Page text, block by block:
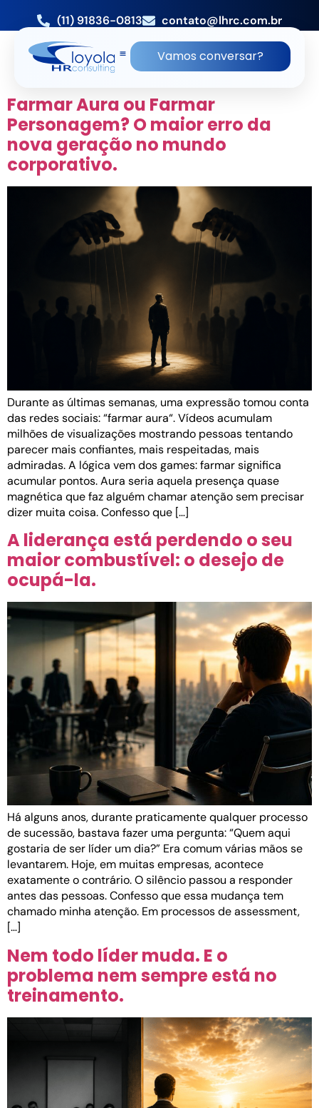
(11) 91836-0813 contato@lhrc.com.br
Vamos conversar?
TAG:LHRC TEATRO
CORPORATIVO
Farmar Aura ou Farmar
Personagem? O maior erro da
nova geração no mundo
corporativo.
Durante as últimas semanas, uma expressão tomou conta
das redes sociais: “farmar aura“. Vídeos acumulam
milhões de visualizações mostrando pessoas tentando
parecer mais confiantes, mais respeitadas, mais
admiradas. A lógica vem dos games: farmar significa
acumular pontos. Aura seria aquela presença quase
magnética que faz alguém chamar atenção sem precisar
dizer muita coisa. Confesso que […]
A liderança está perdendo o seu
maior combustível: o desejo de
ocupá-la.
Há alguns anos, durante praticamente qualquer processo
de sucessão, bastava fazer uma pergunta: “Quem aqui
gostaria de ser líder um dia?” Era comum várias mãos se
levantarem. Hoje, em muitas empresas, acontece
exatamente o contrário. O silêncio passou a responder
antes das pessoas. Confesso que essa mudança tem
chamado minha atenção. Em processos de assessment,
[…]
Nem todo líder muda. E o
problema nem sempre está no
treinamento.